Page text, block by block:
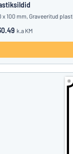
x 100 mm, Graveeritud
k.a KM